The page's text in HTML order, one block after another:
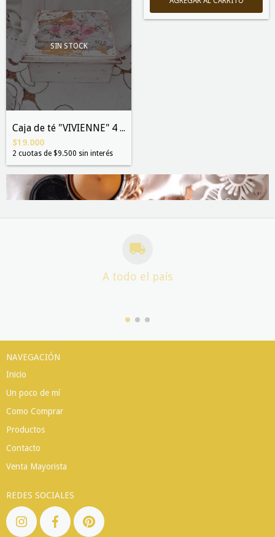
SIN STOCK
Caja de té "VIVIENNE" 4 divisiones
$19.000
2 cuotas de $9.500 sin interés
A todo el país
NAVEGACIÓN
Inicio
Un poco de mí
Como Comprar
Productos
Contacto
Venta Mayorista
REDES SOCIALES